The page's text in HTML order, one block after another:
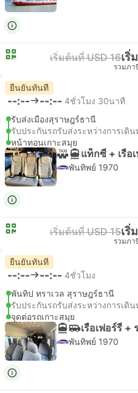
เริ่มต้นที่ USD 16เริ่
รวมภา
ยืนยันทันที
--:-- --:-- 4ชั่วโมง 30นาที
รับส่งเมืองสุราษฎร์ธานี
รับประกันรถรับส่งระหว่างการเดิ
หน้าทอนเกาะสมุย
แท็กซี่ + เรือ
พันทิพย์ 1970
เริ่มต้นที่ USD 15เริ่
รวมภา
ยืนยันทันที
--:-- --:-- 4ชั่วโมง
พันทิป ทราเวล สุราษฎร์ธานี
รับประกันรถรับส่งระหว่างการเดิ
จุดต่อรถเกาะสมุย
เรือเฟอร์รี่ +
พันทิพย์ 1970